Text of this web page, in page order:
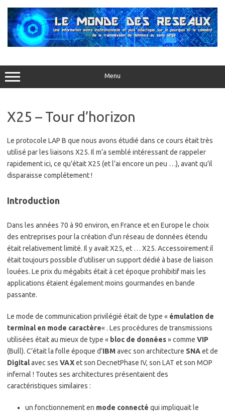
contenu
Menu
X25 – Tour d’horizon
Le protocole LAP B que nous avons étudié dans ce cours était très
utilisé par les liaisons X25. Il m’a semblé intéressant de rappeler
rapidement ici, ce qu’était X25 (et l’ai encore un peu …), avant qu’il
disparaisse complétement !
Introduction
Dans les années 70 à 90 environ, en France et en Europe le choix
des entreprises pour la création d’un réseau de données étendu
était relativement limité. Il y avait X25, et … X25. Accessoirement il
était toujours possible d’utiliser un support dédié à base de liaison
louées. Le prix du mégabits était à cet époque prohibitif mais les
applications étaient également moins gourmandes en bande
passante.
Le mode de communication privilégié était de type « émulation de
terminal en mode caractère« . Les procédures de transmissions
utilisées était au mieux de type « bloc de données» comme VIP
(Bull). C’était la folle époque d’IBMavec son architecture SNAet de
Digitalavec ses VAXet son DecnetPhase IV, son LAT et son MOP
infernal ! Toutes ses architectures présentaient des
caractéristiques similaires :
un fonctionnement en mode connecté qui impliquait le